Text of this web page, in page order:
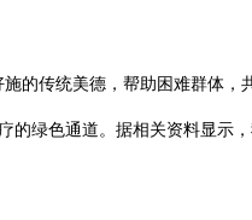
传统美德，帮助困难群体，
绿色通道。据相关资料显示